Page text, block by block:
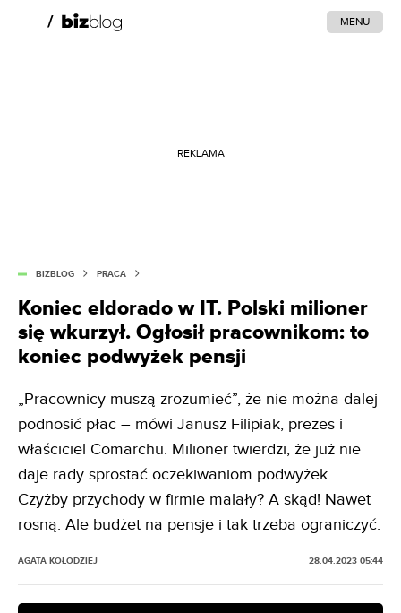
MENU
REKLAMA
BIZBLOG PRACA
Koniec eldorado w IT. Polski milioner
się wkurzył. Ogłosił pracownikom: to
koniec podwyżek pensji
„Pracownicy muszą zrozumieć”, że nie można dalej
podnosić płac – mówi Janusz Filipiak, prezes i
właściciel Comarchu. Milioner twierdzi, że już nie
daje rady sprostać oczekiwaniom podwyżek.
Czyżby przychody w firmie malały? A skąd! Nawet
rosną. Ale budżet na pensje i tak trzeba ograniczyć.
AGATA KOŁODZIEJ 28.04.2023 05:44